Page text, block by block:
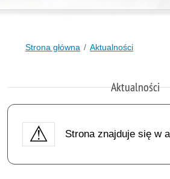
Strona główna Aktualności
Aktualności
Strona znajduje się w